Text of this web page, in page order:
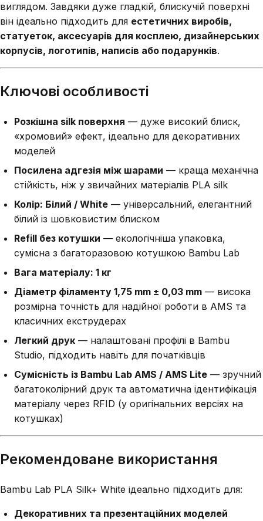
виглядом. Завдяки дуже гладкій, блискучій поверхні
він ідеально підходить для естетичних виробів,
статуеток, аксесуарів для косплею, дизайнерських
корпусів, логотипів, написів або подарунків.
Ключові особливості
Розкішна silk поверхня — дуже високий блиск,
«хромовий» ефект, ідеально для декоративних
моделей
Посилена адгезія між шарами — краща механічна
стійкість, ніж у звичайних матеріалів PLA silk
Колір: Білий / White — універсальний, елегантний
білий із шовковистим блиском
Refill без котушки — екологічніша упаковка,
сумісна з багаторазовою котушкою Bambu Lab
Вага матеріалу: 1 кг
Діаметр філаменту 1,75 mm ± 0,03 mm — висока
розмірна точність для надійної роботи в AMS та
класичних екструдерах
Легкий друк — налаштовані профілі в Bambu
Studio, підходить навіть для початківців
Сумісність із Bambu Lab AMS / AMS Lite — зручний
багатоколірний друк та автоматична ідентифікація
матеріалу через RFID (у оригінальних версіях на
котушках)
Рекомендоване використання
Bambu Lab PLA Silk+ White ідеально підходить для:
Декоративних та презентаційних моделей